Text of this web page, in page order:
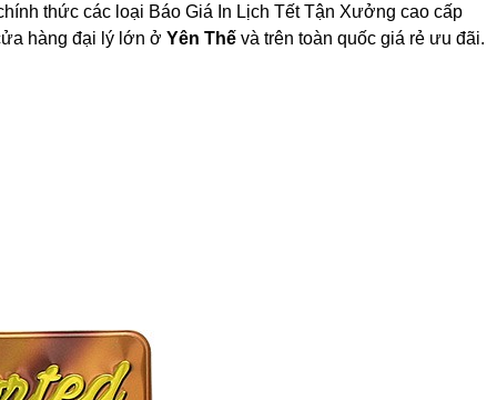
thức các loại Báo Giá In Lịch Tết Tận Xưởng cao cấp
hàng đại lý lớn ở Yên Thếvà trên toàn quốc giá rẻ ưu đãi.